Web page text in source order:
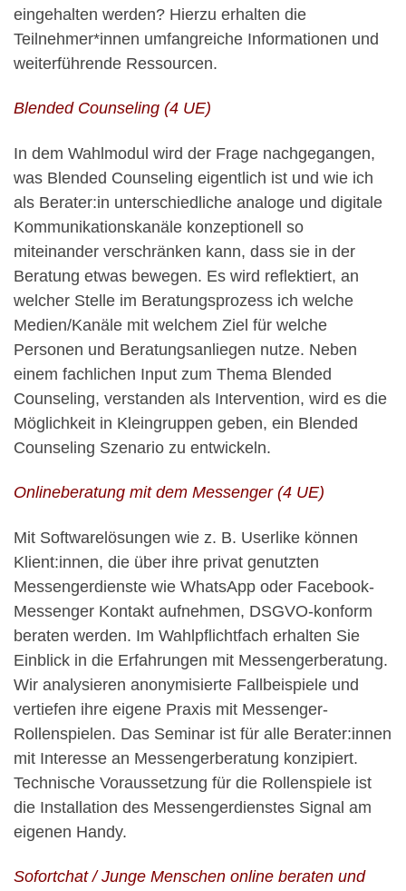
eingehalten werden? Hierzu erhalten die
Teilnehmer*innen umfangreiche Informationen und
weiterführende Ressourcen.
Blended Counseling (4 UE)
In dem Wahlmodul wird der Frage nachgegangen,
was Blended Counseling eigentlich ist und wie ich
als Berater:in unterschiedliche analoge und digitale
Kommunikationskanäle konzeptionell so
miteinander verschränken kann, dass sie in der
Beratung etwas bewegen. Es wird reflektiert, an
welcher Stelle im Beratungsprozess ich welche
Medien/Kanäle mit welchem Ziel für welche
Personen und Beratungsanliegen nutze. Neben
einem fachlichen Input zum Thema Blended
Counseling, verstanden als Intervention, wird es die
Möglichkeit in Kleingruppen geben, ein Blended
Counseling Szenario zu entwickeln.
Onlineberatung mit dem Messenger (4 UE)
Mit Softwarelösungen wie z. B. Userlike können
Klient:innen, die über ihre privat genutzten
Messengerdienste wie WhatsApp oder Facebook-
Messenger Kontakt aufnehmen, DSGVO-konform
beraten werden. Im Wahlpflichtfach erhalten Sie
Einblick in die Erfahrungen mit Messengerberatung.
Wir analysieren anonymisierte Fallbeispiele und
vertiefen ihre eigene Praxis mit Messenger-
Rollenspielen. Das Seminar ist für alle Berater:innen
mit Interesse an Messengerberatung konzipiert.
Technische Voraussetzung für die Rollenspiele ist
die Installation des Messengerdienstes Signal am
eigenen Handy.
Sofortchat / Junge Menschen online beraten und